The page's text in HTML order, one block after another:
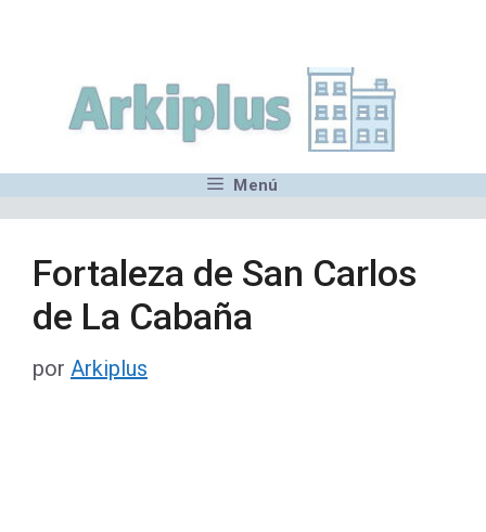
contenido
Menú
Fortaleza de San Carlos
de La Cabaña
por Arkiplus